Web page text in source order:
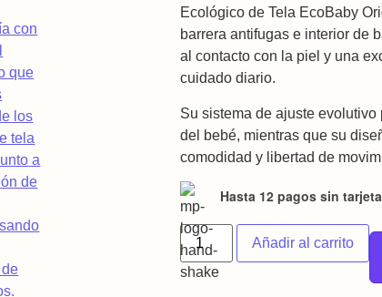
Ecológico de Tela EcoBaby
barrera antifugas e interior de
al contacto con la piel y una
cuidado diario.
Su sistema de ajuste
del bebé, mientras que su
comodidad y libertad de
Hasta 12 pagos sin tarjeta
Pañal de Tela Doble Barrera
Añadir al carrito